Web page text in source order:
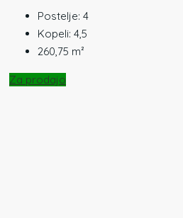
Postelje: 4
Kopeli: 4,5
260,75 m²
Za prodajo